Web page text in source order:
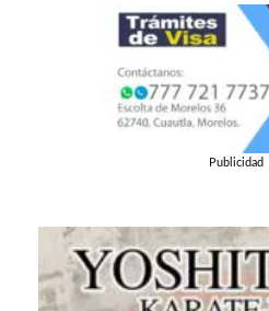
Publicidad